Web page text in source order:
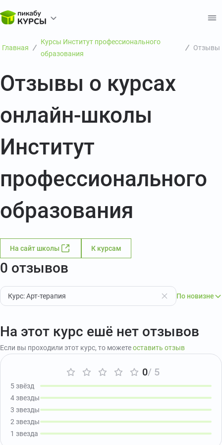
Главная
Курсы Институт профессионального
образования
Отзывы
Отзывы о курсах
онлайн-школы
Институт
профессионального
образования
На сайт школы К курсам
0 отзывов
Курс: Арт-терапия По новизне
На этот курс ешё нет отзывов
Если вы проходили этот курс, то можетеоставить отзыв
0/ 5
5 звёзд
4 звезды
3 звезды
2 звезды
1 звезда